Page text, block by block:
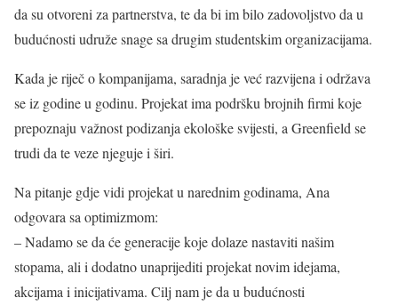
da su otvoreni za partnerstva, te da bi im bilo zadovoljstvo da u
budućnosti udruže snage sa drugim studentskim organizacijama.
Kada je riječ o kompanijama, saradnja je već razvijena i održava
se iz godine u godinu. Projekat ima podršku brojnih firmi koje
prepoznaju važnost podizanja ekološke svijesti, a Greenfield se
trudi da te veze njeguje i širi.
Na pitanje gdje vidi projekat u narednim godinama, Ana
odgovara sa optimizmom:
– Nadamo se da će generacije koje dolaze nastaviti našim
stopama, ali i dodatno unaprijediti projekat novim idejama,
akcijama i inicijativama. Cilj nam je da u budućnosti